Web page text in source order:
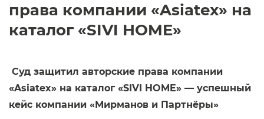
Контакты
права компании «Asiatex» на
каталог «SIVI HOME»
️ Суд защитил авторские права компании
«Asiatex» на каталог «SIVI HOME» — успешный
кейс компании «Мирманов и Партнёры»